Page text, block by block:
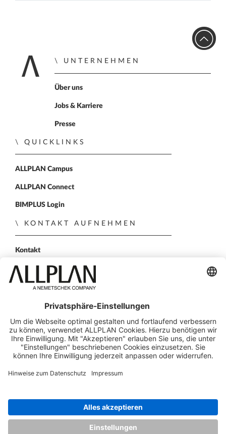
Home
UNTERNEHMEN
Über uns
Jobs & Karriere
Presse
QUICKLINKS
ALLPLAN Campus
ALLPLAN Connect
BIMPLUS Login
KONTAKT AUFNEHMEN
Kontakt
Vertriebspartner
Persönliche Demo
FOLGEN SIE UNS
ALLPLAN auf LinkedIn
ALLPLAN auf Xing
ALLPLAN auf Facebook
ALLPLAN auf YouTube